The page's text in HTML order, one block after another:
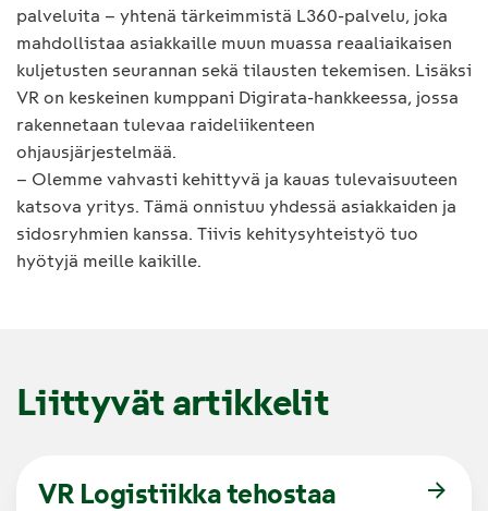
palveluita – yhtenä tärkeimmistä L360-palvelu, joka
mahdollistaa asiakkaille muun muassa reaaliaikaisen
kuljetusten seurannan sekä tilausten tekemisen. Lisäksi
VR on keskeinen kumppani Digirata-hankkeessa, jossa
rakennetaan tulevaa raideliikenteen
ohjausjärjestelmää.
– Olemme vahvasti kehittyvä ja kauas tulevaisuuteen
katsova yritys. Tämä onnistuu yhdessä asiakkaiden ja
sidosryhmien kanssa. Tiivis kehitysyhteistyö tuo
hyötyjä meille kaikille.
Liittyvät artikkelit
VR Logistiikka tehostaa